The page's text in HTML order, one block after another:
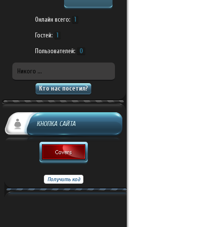
Онлайн всего: 1
Гостей: 1
Пользователей: 0
Никого ...
Кто нас посетил?
КНОПКА САЙТА